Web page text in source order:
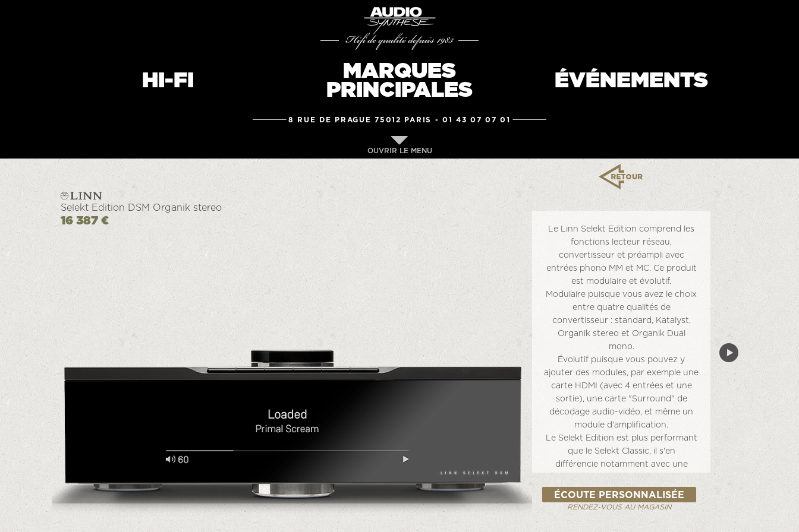
Hifi de qualité depuis 1983
HI-FI
MARQUES
PRINCIPALES
ÉVÉNEMENTS
8 RUE DE PRAGUE 75012 PARIS -01 43 07 07 01
OUVRIR LE MENU
Selekt Edition DSM Organik stereo
16 387 €
Le Linn Selekt Edition comprend les
fonctions lecteur réseau,
convertisseur et préampli avec
entrées phono MM et MC. Ce produit
est modulaire et évolutif.
Modulaire puisque vous avez le choix
entre quatre qualités de
convertisseur : standard, Katalyst,
Organik stereo et Organik Dual
mono.
Évolutif puisque vous pouvez y
ajouter des modules, par exemple une
carte HDMI (avec 4 entrées et une
sortie), une carte "Surround" de
décodage audio-vidéo, et même un
module d'amplification.
Le Selekt Edition est plus performant
que le Selekt Classic, il s'en
différencie notamment avec une
construction entièrement usinée
comprenant quatre plaques
d'aluminium massif, un boîtier rigide
avec une masse plus importante et
une isolation supérieure, un cadran
ÉCOUTE PERSONNALISÉE
RENDEZ-VOUS AU MAGASIN